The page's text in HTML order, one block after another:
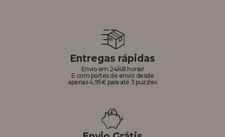
Entregas rápidas
Envio em 24/48 horas!
E com portes de envio desde
apenas 4,95€ para até 3 puzzles